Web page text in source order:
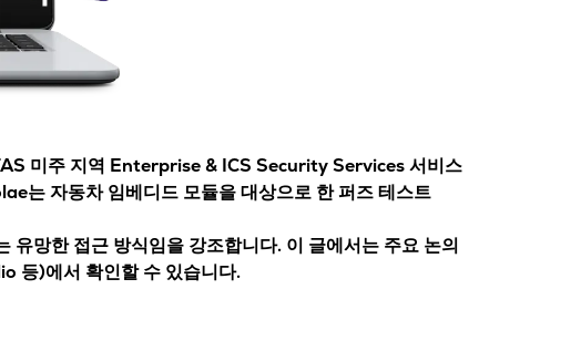
미주 지역 Enterprise & ICS Security Services 서비스
는 자동차 임베디드 모듈을 대상으로 한 퍼즈 테스트
유망한 접근 방식임을 강조합니다. 이 글에서는 주요 논의
등)에서 확인할 수 있습니다.